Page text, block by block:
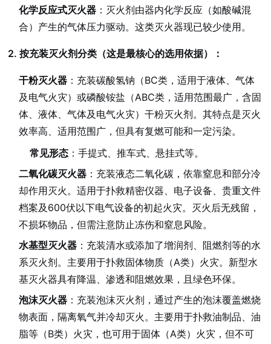
化学反应式灭火器 ：灭火剂由器内化学反应（如酸碱混
合）产生的气体压力驱动。这类灭火器现已较少使用。
2. 按充装灭火剂分类（这是最核心的选用依据）：
干粉灭火器 ：充装碳酸氢钠（BC类，适用于液体、气体
及电气火灾）或磷酸铵盐（ABC类，适用范围最广，含固
体、液体、气体及电气火灾）干粉灭火剂。其特点是灭火
效率高、适用范围广，但具有复燃可能和一定污染。
常见形态 ：手提式、推车式、悬挂式等。
二氧化碳灭火器 ：充装液态二氧化碳，依靠窒息和部分冷
却作用灭火。适用于扑救精密仪器、电子设备、贵重文件
档案及600伏以下电气设备的初起火灾。灭火后无残留，
不损坏物品，但需注意防止冻伤和窒息风险。
水基型灭火器 ：充装清水或添加了增润剂、阻燃剂等的水
系灭火剂。主要用于扑救固体物质（A类）火灾。新型水
基灭火器具有降温、渗透和阻燃效果，且绿色环保。
泡沫灭火器 ：充装泡沫灭火剂，通过产生的泡沫覆盖燃烧
物表面，隔离氧气并冷却灭火。主要用于扑救油制品、油
脂等（B类）火灾，也可用于固体（A类）火灾，但不可